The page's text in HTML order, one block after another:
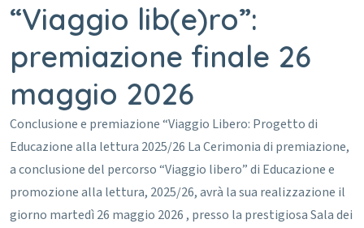
“Viaggio lib(e)ro”:
premiazione finale 26
maggio 2026
Conclusione e premiazione “Viaggio Libero: Progetto di
Educazione alla lettura 2025/26 La Cerimonia di premiazione,
a conclusione del percorso “Viaggio libero” di Educazione e
promozione alla lettura, 2025/26, avrà la sua realizzazione il
giorno martedì 26 maggio 2026 , presso la prestigiosa Sala dei